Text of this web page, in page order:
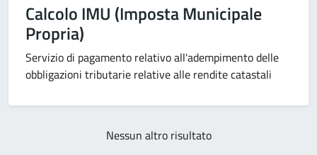
Calcolo IMU (Imposta Municipale
Propria)
Servizio di pagamento relativo all'adempimento delle
obbligazioni tributarie relative alle rendite catastali
Nessun altro risultato